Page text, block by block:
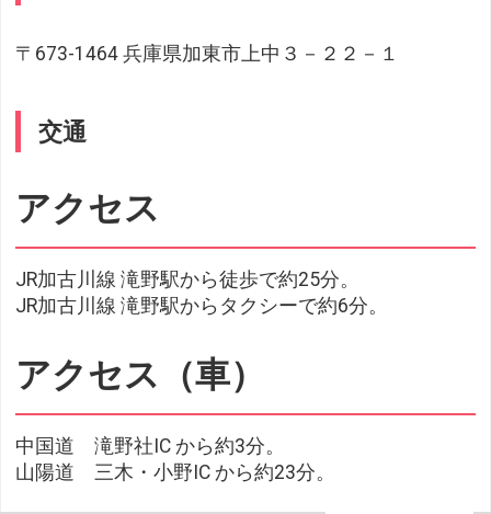
〒673-1464 兵庫県加東市上中３－２２－１
交通
アクセス
JR加古川線 滝野駅から徒歩で約25分。
JR加古川線 滝野駅からタクシーで約6分。
アクセス（車）
中国道 滝野社IC から約3分。
山陽道 三木・小野IC から約23分。